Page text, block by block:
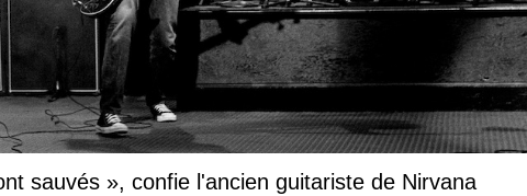
sauvés », confie l'ancien guitariste de Nirvana